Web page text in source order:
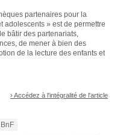
partenaires pour la
adolescents » est de permettre
bâtir des partenariats,
de mener à bien des
de la lecture des enfants et
› Accédez à l'intégralité de l'article
BnF